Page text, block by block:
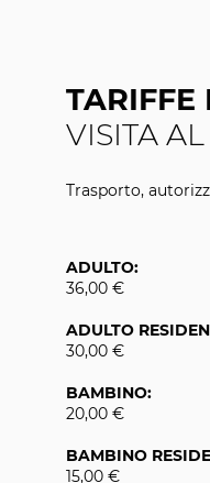
TARIFFE
VISITA
Trasporto,
ADULTO:
36,00 €
ADULTO
30,00 €
BAMBINO:
20,00 €
BAMBINO
15,00 €